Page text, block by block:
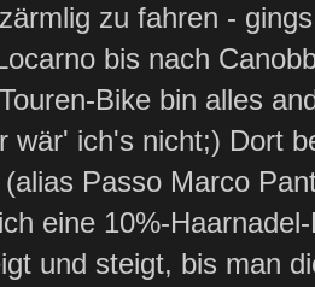
zu fahren -
bis nach
Bike bin alles
wär' ich's nicht;) Dort
Passo Marco
eine 10%-
und steigt, bis man